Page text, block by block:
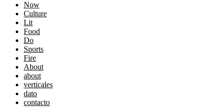
Now
Culture
Lit
Food
Do
Sports
Fire
About
about
verticales
dato
contacto